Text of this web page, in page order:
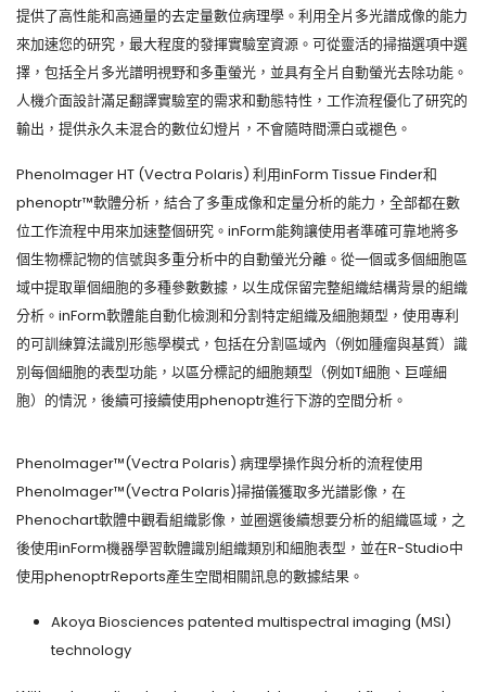
提供了高性能和高通量的去定量數位病理學。利用全片多光譜成像的能力
來加速您的研究，最大程度的發揮實驗室資源。可從靈活的掃描選項中選
擇，包括全片多光譜明視野和多重螢光，並具有全片自動螢光去除功能。
人機介面設計滿足翻譯實驗室的需求和動態特性，工作流程優化了研究的
輸出，提供永久未混合的數位幻燈片，不會隨時間漂白或褪色。
PhenoImager HT (Vectra Polaris) 利用inForm Tissue Finder和
phenoptr™軟體分析，結合了多重成像和定量分析的能力，全部都在數
位工作流程中用來加速整個研究。inForm能夠讓使用者準確可靠地將多
個生物標記物的信號與多重分析中的自動螢光分離。從一個或多個細胞區
域中提取單個細胞的多種參數數據，以生成保留完整組織結構背景的組織
分析。inForm軟體能自動化檢測和分割特定組織及細胞類型，使用專利
的可訓練算法識別形態學模式，包括在分割區域內（例如腫瘤與基質）識
別每個細胞的表型功能，以區分標記的細胞類型（例如T細胞、巨噬細
胞）的情況，後續可接續使用phenoptr進行下游的空間分析。
Phenolmager™(Vectra Polaris) 病理學操作與分析的流程使用
Phenolmager™(Vectra Polaris)掃描儀獲取多光譜影像，在
Phenochart軟體中觀看組織影像，並圈選後續想要分析的組織區域，之
後使用inForm機器學習軟體識別組織類別和細胞表型，並在R-Studio中
使用phenoptrReports產生空間相關訊息的數據結果。
Akoya Biosciences patented multispectral imaging (MSI)
technology